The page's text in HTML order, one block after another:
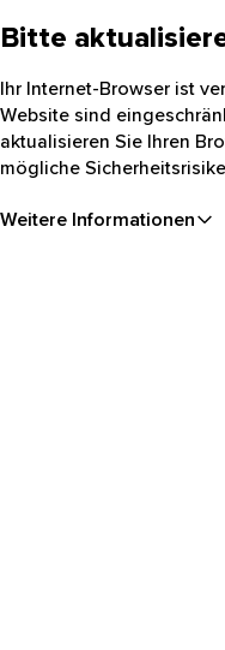
Bitte
Ihr Internet-Browser ist
Website sind
aktualisieren Sie Ihren
mögliche
Weitere Informationen